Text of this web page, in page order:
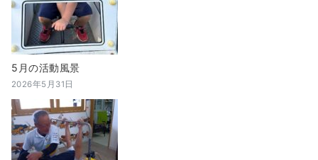
5月の活動風景
2026年5月31日